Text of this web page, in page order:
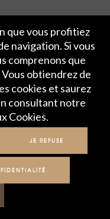
Contact
que vous profitiez
navigation. Si vous
comprenons que
obtiendrez de
cookies et saurez
consultant notre
Cookies.
JE REFUSE